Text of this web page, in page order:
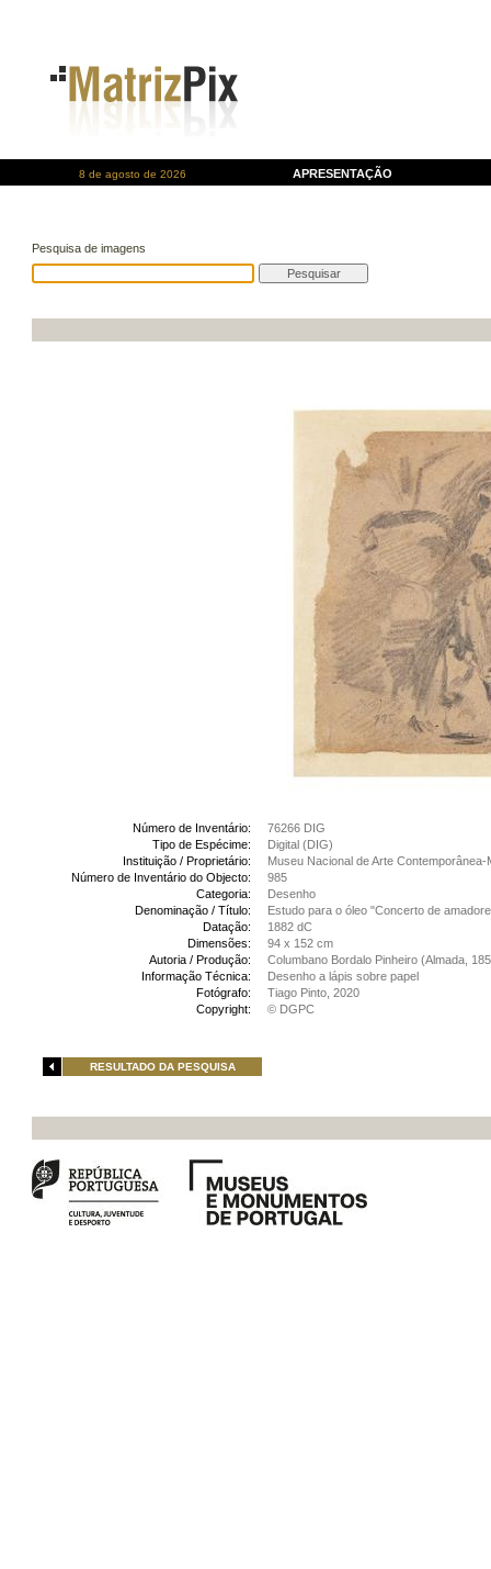
8 de agosto de 2026 APRESENTAÇÃO
Pesquisa de imagens
Número de Inventário:
76266 DIG
Tipo de Espécime:
Digital (DIG)
Instituição / Proprietário:
Museu Nacional de Arte Contemporânea-
Número de Inventário do Objecto:
985
Categoria:
Desenho
Denominação / Título:
Estudo para o óleo "Concerto de
Datação:
1882 dC
Dimensões:
94 x 152 cm
Autoria / Produção:
Columbano Bordalo Pinheiro (Almada,
Informação Técnica:
Desenho a lápis sobre papel
Fotógrafo:
Tiago Pinto, 2020
Copyright:
© DGPC
RESULTADO DA PESQUISA